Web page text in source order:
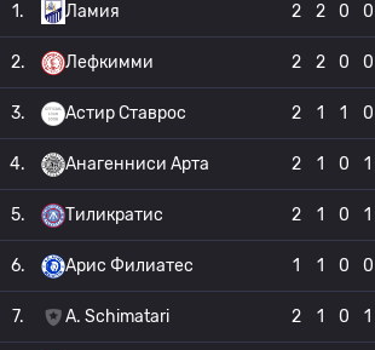
1. Ламия 2 2 0 0
2. Лефкимми 2 2 0 0
3. Астир Ставрос 2 1 1 0
4. Анагенниси Арта 2 1 0 1
5. Тиликратис 2 1 0 1
6. Арис Филиатес 1 1 0 0
7. A. Schimatari 2 1 0 1